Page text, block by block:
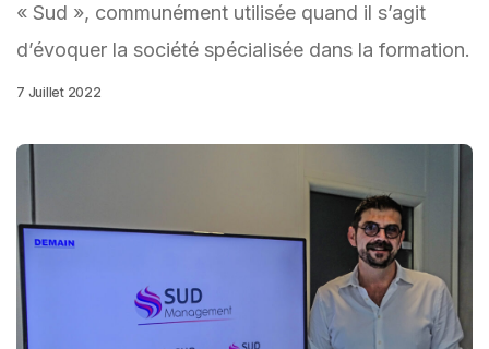
« Sud », communément utilisée quand il s’agit
d’évoquer la société spécialisée dans la formation.
7 Juillet 2022